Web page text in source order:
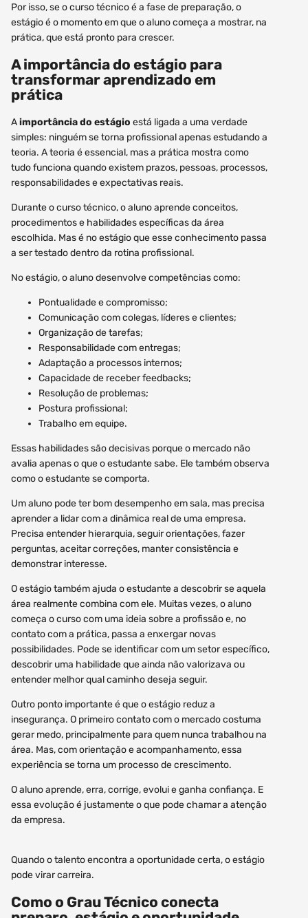
Por isso, se o curso técnico é a fase de preparação, o
estágio é o momento em que o aluno começa a mostrar, na
prática, que está pronto para crescer.
A importância do estágio para
transformar aprendizado em
prática
Aimportância do estágio está ligada a uma verdade
simples: ninguém se torna profissional apenas estudando a
teoria. A teoria é essencial, mas a prática mostra como
tudo funciona quando existem prazos, pessoas, processos,
responsabilidades e expectativas reais.
Durante o curso técnico, o aluno aprende conceitos,
procedimentos e habilidades específicas da área
escolhida. Mas é no estágio que esse conhecimento passa
a ser testado dentro da rotina profissional.
No estágio, o aluno desenvolve competências como:
Pontualidade e compromisso;
Comunicação com colegas, líderes e clientes;
Organização de tarefas;
Responsabilidade com entregas;
Adaptação a processos internos;
Capacidade de receber feedbacks;
Resolução de problemas;
Postura profissional;
Trabalho em equipe.
Essas habilidades são decisivas porque o mercado não
avalia apenas o que o estudante sabe. Ele também observa
como o estudante se comporta.
Um aluno pode ter bom desempenho em sala, mas precisa
aprender a lidar com a dinâmica real de uma empresa.
Precisa entender hierarquia, seguir orientações, fazer
perguntas, aceitar correções, manter consistência e
demonstrar interesse.
O estágio também ajuda o estudante a descobrir se aquela
área realmente combina com ele. Muitas vezes, o aluno
começa o curso com uma ideia sobre a profissão e, no
contato com a prática, passa a enxergar novas
possibilidades. Pode se identificar com um setor específico,
descobrir uma habilidade que ainda não valorizava ou
entender melhor qual caminho deseja seguir.
Outro ponto importante é que o estágio reduz a
insegurança. O primeiro contato com o mercado costuma
gerar medo, principalmente para quem nunca trabalhou na
área. Mas, com orientação e acompanhamento, essa
experiência se torna um processo de crescimento.
O aluno aprende, erra, corrige, evolui e ganha confiança. E
essa evolução é justamente o que pode chamar a atenção
da empresa.
Quando o talento encontra a oportunidade certa, o estágio
pode virar carreira.
Como o Grau Técnico conecta